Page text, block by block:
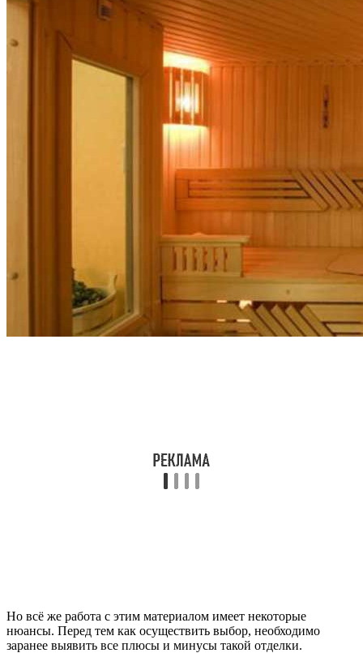
Но всё же работа с этим материалом имеет некоторые
нюансы. Перед тем как осуществить выбор, необходимо
заранее выявить все плюсы и минусы такой отделки.